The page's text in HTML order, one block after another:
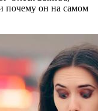
почему он на самом